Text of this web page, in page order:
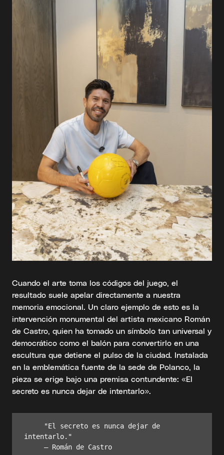
Cuando el arte toma los códigos del juego, el
resultado suele apelar directamente a nuestra
memoria emocional. Un claro ejemplo de esto es la
intervención monumental del artista mexicano Román
de Castro, quien ha tomado un símbolo tan universal y
democrático como el balón para convertirlo en una
escultura que detiene el pulso de la ciudad. Instalada
en la emblemática fuente de la sede de Polanco, la
pieza se erige bajo una premisa contundente: «El
secreto es nunca dejar de intentarlo».
intentarlo."